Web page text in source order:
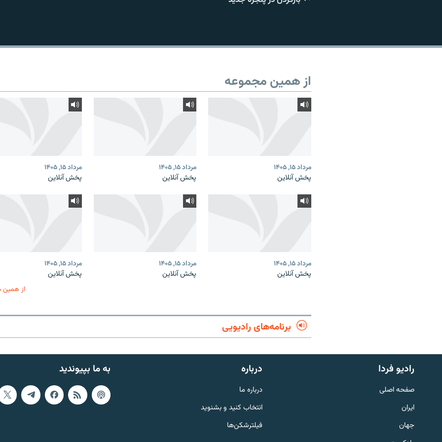
English
به ما بپیوندید
از همین مجموعه
مرداد ۱۵, ۱۴۰۵
پخش آنلاین
مرداد ۱۵, ۱۴۰۵
پخش آنلاین
مرداد ۱۵, ۱۴۰۵
پخش آنلاین
مرداد ۱۵, ۱۴۰۵
پخش آنلاین
مرداد ۱۵, ۱۴۰۵
پخش آنلاین
مرداد ۱۵, ۱۴۰۵
پخش آنلاین
از همین
برنامه‌های رادیویی
به ما بپیوندید رادیو فردا
صفحه اصلی
ایران
جهان
درباره
درباره ما
انتخاب کنید و بشنوید
فیلترشکن‌ها